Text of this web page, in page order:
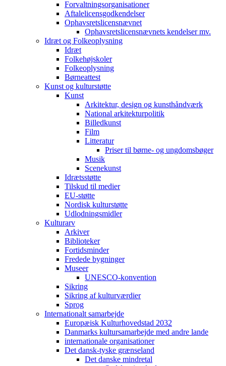
Forvaltningsorganisationer
Aftalelicensgodkendelser
Ophavsretslicensnævnet
Ophavsretslicensnævnets kendelser mv.
Idræt og Folkeoplysning
Idræt
Folkehøjskoler
Folkeoplysning
Børneattest
Kunst og kulturstøtte
Kunst
Arkitektur, design og kunsthåndværk
National arkitekturpolitik
Billedkunst
Film
Litteratur
Priser til børne- og ungdomsbøger
Musik
Scenekunst
Idrætsstøtte
Tilskud til medier
EU-støtte
Nordisk kulturstøtte
Udlodningsmidler
Kulturarv
Arkiver
Biblioteker
Fortidsminder
Fredede bygninger
Museer
UNESCO-konvention
Sikring
Sikring af kulturværdier
Sprog
Internationalt samarbejde
Europæisk Kulturhovedstad 2032
Danmarks kultursamarbejde med andre lande
internationale organisationer
Det dansk-tyske grænseland
Det danske mindretal